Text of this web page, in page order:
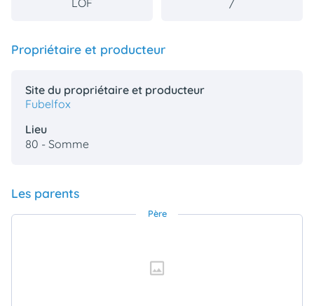
Propriétaire et producteur
Site du propriétaire et producteur
Fubelfox
Lieu
80 - Somme
Les parents
Père